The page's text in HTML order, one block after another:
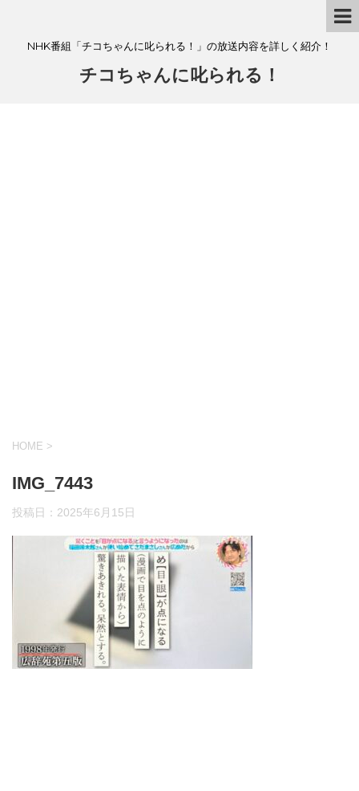
NHK番組「チコちゃんに叱られる！」の放送内容を詳しく紹介！
チコちゃんに叱られる！
HOME >
IMG_7443
投稿日： 2025年6月15日